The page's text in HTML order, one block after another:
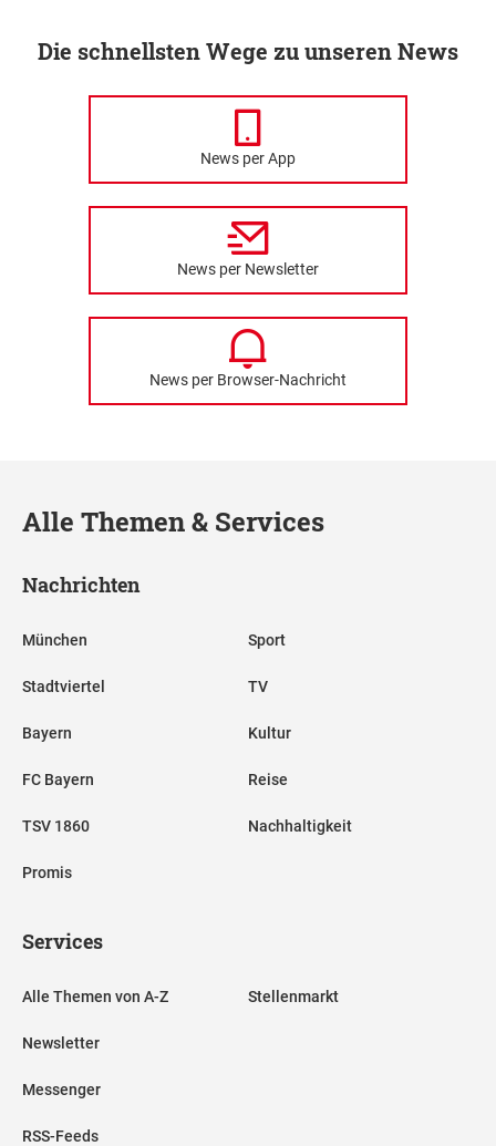
Die schnellsten Wege zu unseren News
News per App
News per Newsletter
News per Browser-Nachricht
Alle Themen & Services
Nachrichten
München
Stadtviertel
Bayern
FC Bayern
TSV 1860
Promis
Sport
TV
Kultur
Reise
Nachhaltigkeit
Services
Alle Themen von A-Z
Newsletter
Messenger
RSS-Feeds
Stellenmarkt